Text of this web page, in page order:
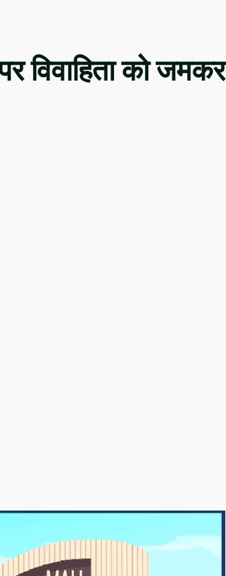
विवाहिता को जमकर